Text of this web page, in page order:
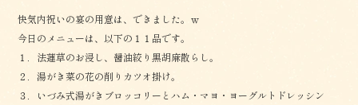
快気内祝いの宴の用意は、できました。ｗ
今日のメニューは、以下の１１品です。
１．法蓮草のお浸し、醤油絞り黒胡麻散らし。
２．湯がき菜の花の削りカツオ掛け。
３．いづみ式湯がきブロッコリーとハム・マヨ・ヨーグルトドレッシン